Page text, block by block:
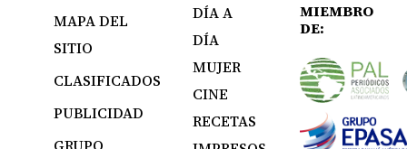
MAPA DEL
SITIO
CLASIFICADOS
PUBLICIDAD
DÍA A
DÍA
MUJER
CINE
RECETAS
MIEMBRO
DE: